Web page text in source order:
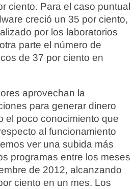
ciento. Para el caso puntual
creció un 35 por ciento,
por los laboratorios
parte el número de
de 37 por ciento en
aprovechan la
para generar dinero
el poco conocimiento que
al funcionamiento
ver una subida más
programas entre los meses
de 2012, alcanzando
ciento en un mes. Los